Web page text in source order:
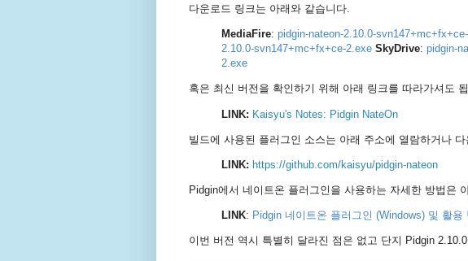
다운로드 링크는 아래와 같습니다.
MediaFire: pidgin-nateon-2.10.0-
2.10.0-svn147+mc+fx+ce-2.exe SkyDrive: pidgin-
2.exe
혹은 최신 버전을 확인하기 위해 아래 링크를 따라가셔도
LINK: Kaisyu's Notes: Pidgin NateOn
빌드에 사용된 플러그인 소스는 아래 주소에 열람하거나 다
LINK: https://github.com/kaisyu/pidgin-nateon
Pidgin에서 네이트온 플러그인을 사용하는 자세한 방법은
LINK: Pidgin 네이트온 플러그인 (Windows) 및 활용
이번 버전 역시 특별히 달라진 점은 없고 단지 Pidgin